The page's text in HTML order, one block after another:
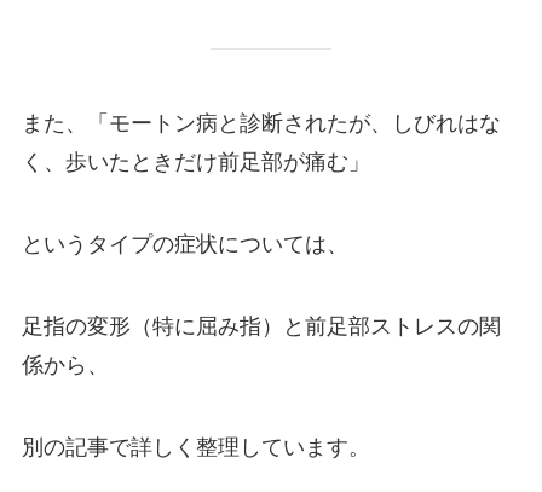
また、「モートン病と診断されたが、しびれはな
く、歩いたときだけ前足部が痛む」
というタイプの症状については、
足指の変形（特に屈み指）と前足部ストレスの関
係から、
別の記事で詳しく整理しています。